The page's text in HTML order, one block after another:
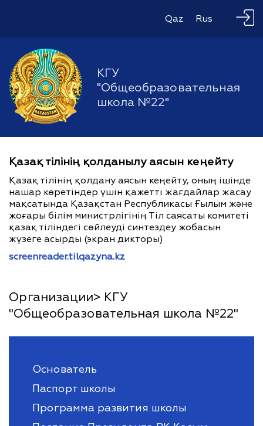
Qaz Rus
КГУ
"Общеобразовательная
школа №22"
Қазақ тілінің қолданылу аясын кеңейту
Қазақ тілінің қолдану аясын кеңейту, оның ішінде
нашар көретіндер үшін қажетті жағдайлар жасау
мақсатында Қазақстан Республикасы Ғылым және
жоғары білім министрлігінің Тіл саясаты комитеті
қазақ тіліндегі сөйлеуді синтездеу жобасын
жүзеге асырды (экран дикторы)
screenreader.tilqazyna.kz
Организации> КГУ
"Общеобразовательная школа №22"
Основатель
Паспорт школы
Программа развития школы